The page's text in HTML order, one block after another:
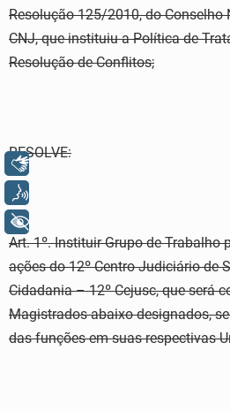
Resolução 125/2010, do
CNJ, que instituiu a Política de
Resolução de Conflitos;
RESOLVE:
Art. 1º. Instituir Grupo de Trabalho
ações do 12º Centro Judiciário de
Cidadania – 12º Cejusc, que será
Magistrados abaixo designados,
das funções em suas respectivas
Libras